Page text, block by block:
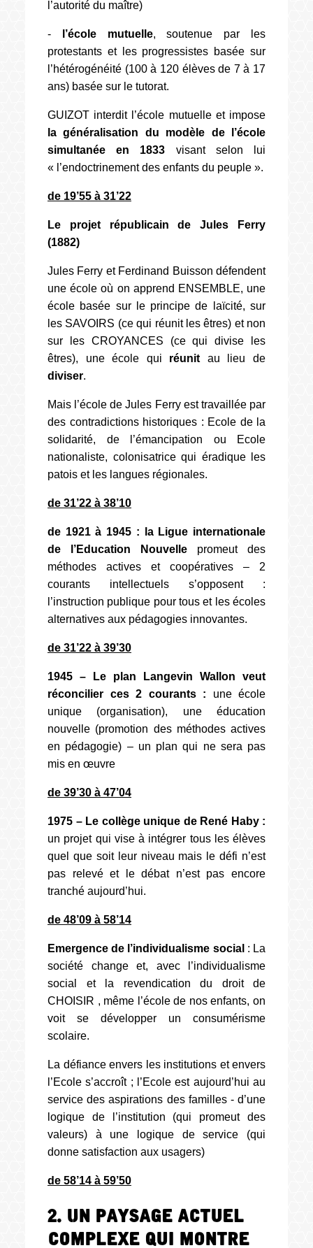
l’autorité du maître)
- l’école mutuelle, soutenue par les
protestants et les progressistes basée sur
l’hétérogénéité (100 à 120 élèves de 7 à 17
ans) basée sur le tutorat.
GUIZOT interdit l’école mutuelle et impose
la généralisation du modèle de l’école
simultanée
en 1833 visant selon lui
« l’endoctrinement des enfants du peuple ».
de 19’55 à 31’22
Le projet républicain de Jules Ferry
(1882)
Jules Ferry et Ferdinand Buisson défendent
une école où on apprend ENSEMBLE, une
école basée sur le principe de laïcité, sur
les SAVOIRS (ce qui réunit les êtres) et non
sur les CROYANCES (ce qui divise les
êtres), une école qui réunit au lieu de
diviser.
Mais l’école de Jules Ferry est travaillée par
des contradictions historiques : Ecole de la
solidarité, de l’émancipation ou Ecole
nationaliste, colonisatrice qui éradique les
patois et les langues régionales.
de 31’22 à 38’10
de 1921 à 1945 : la Ligue internationale
de l’Education Nouvelle promeut des
méthodes actives et coopératives – 2
courants intellectuels s’opposent :
l’instruction publique pour tous et les écoles
alternatives aux pédagogies innovantes.
de 31’22 à 39’30
1945 – Le plan Langevin Wallon veut
réconcilier ces 2 courants : une école
unique (organisation), une éducation
nouvelle (promotion des méthodes actives
en pédagogie) – un plan qui ne sera pas
mis en œuvre
de 39’30 à 47’04
1975 – Le collège unique de René Haby :
un projet qui vise à intégrer tous les élèves
quel que soit leur niveau mais le défi n’est
pas relevé et le débat n’est pas encore
tranché aujourd’hui.
de 48’09 à 58’14
Emergence de l’individualisme social : La
société change et, avec l’individualisme
social et la revendication du droit de
CHOISIR , même l’école de nos enfants, on
voit se développer un consumérisme
scolaire.
La défiance envers les institutions et envers
l’Ecole s’accroît ; l’Ecole est aujourd’hui au
service des aspirations des familles - d’une
logique de l’institution (qui promeut des
valeurs) à une logique de service (qui
donne satisfaction aux usagers)
de 58’14 à 59’50
2. Un paysage actuel
complexe qui montre